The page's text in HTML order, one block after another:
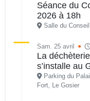
Séance du
2026 à 18h
Salle du
Sam. 25 avril
La
s’installe au
Parking du
Fort, Le Gosier